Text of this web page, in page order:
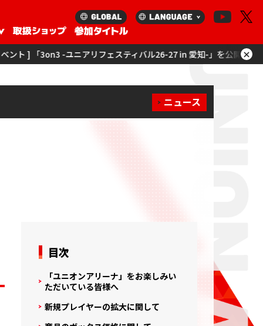
ティバル26-27 in 愛知-」を公開！ [ イベント ] 「ユニアリツアー
×
ニュース
目次
「ユニオンアリーナ」をお楽しみい
ただいている皆様へ
新規プレイヤーの拡大に関して